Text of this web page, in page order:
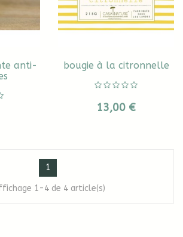
anti-
bougie à la citronnelle
13,00 €
1
1-4 de 4 article(s)